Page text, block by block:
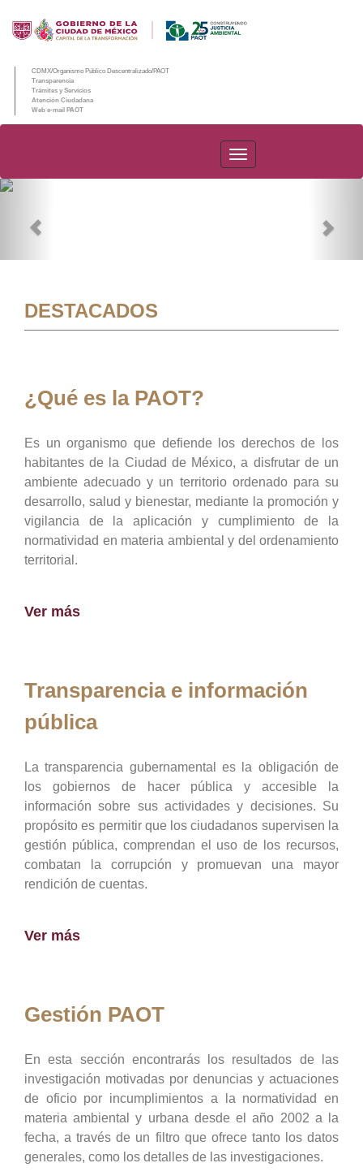
CDMX/Organismo Público Descentralizado/PAOT
Transparencia
Trámites y Servicios
Atención Ciudadana
Web e-mail PAOT
PAOT
DESTACADOS
¿Qué es la PAOT?
Es un organismo que defiende los derechos de los
habitantes de la Ciudad de México, a disfrutar de un
ambiente adecuado y un territorio ordenado para su
desarrollo, salud y bienestar, mediante la promoción y
vigilancia de la aplicación y cumplimiento de la
normatividad en materia ambiental y del ordenamiento
territorial.
Ver más
Transparencia e información
pública
La transparencia gubernamental es la obligación de
los gobiernos de hacer pública y accesible la
información sobre sus actividades y decisiones. Su
propósito es permitir que los ciudadanos supervisen la
gestión pública, comprendan el uso de los recursos,
combatan la corrupción y promuevan una mayor
rendición de cuentas.
Ver más
Gestión PAOT
En esta sección encontrarás los resultados de las
investigación motivadas por denuncias y actuaciones
de oficio por incumplimientos a la normatividad en
materia ambiental y urbana desde el año 2002 a la
fecha, a través de un filtro que ofrece tanto los datos
generales, como los detalles de las investigaciones.